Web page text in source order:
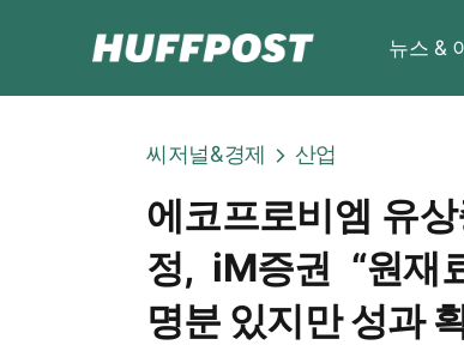
뉴스 &
씨저널&경제 산업
에코프로비엠 유
정, iM증권 “원재
명분 있지만 성과